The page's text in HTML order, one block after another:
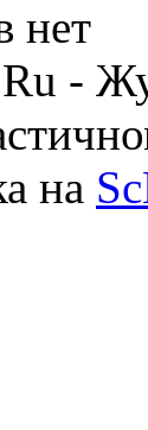
нет
-
на